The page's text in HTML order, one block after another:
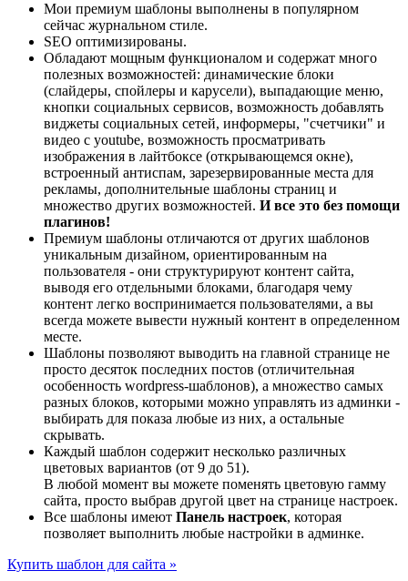
Мои премиум шаблоны выполнены в популярном
сейчас журнальном стиле.
SEO оптимизированы.
Обладают мощным функционалом и содержат много
полезных возможностей: динамические блоки
(слайдеры, спойлеры и карусели), выпадающие меню,
кнопки социальных сервисов, возможность добавлять
виджеты социальных сетей, информеры, "счетчики" и
видео с youtube, возможность просматривать
изображения в лайтбоксе (открывающемся окне),
встроенный антиспам, зарезервированные места для
рекламы, дополнительные шаблоны страниц и
множество других возможностей. И все это без помощи
плагинов!
Премиум шаблоны отличаются от других шаблонов
уникальным дизайном, ориентированным на
пользователя - они структурируют контент сайта,
выводя его отдельными блоками, благодаря чему
контент легко воспринимается пользователями, а вы
всегда можете вывести нужный контент в определенном
месте.
Шаблоны позволяют выводить на главной странице не
просто десяток последних постов (отличительная
особенность wordpress-шаблонов), а множество самых
разных блоков, которыми можно управлять из админки -
выбирать для показа любые из них, а остальные
скрывать.
Каждый шаблон содержит несколько различных
цветовых вариантов (от 9 до 51).
В любой момент вы можете поменять цветовую гамму
сайта, просто выбрав другой цвет на странице настроек.
Все шаблоны имеют Панель настроек, которая
позволяет выполнить любые настройки в админке.
Купить шаблон для сайта »